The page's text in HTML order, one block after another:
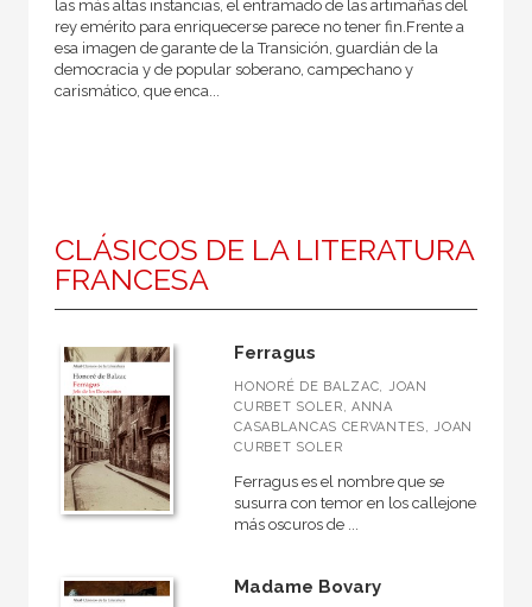
las más altas instancias, el entramado de las artimañas del
rey emérito para enriquecerse parece no tener fin.Frente a
esa imagen de garante de la Transición, guardián de la
democracia y de popular soberano, campechano y
carismático, que enca...
CLÁSICOS DE LA LITERATURA
FRANCESA
Ferragus
HONORÉ DE BALZAC, JOAN
CURBET SOLER, ANNA
CASABLANCAS CERVANTES, JOAN
CURBET SOLER
Ferragus es el nombre que se
susurra con temor en los callejones
más oscuros de ...
Madame Bovary